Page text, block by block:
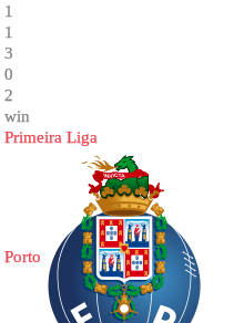
1
1
3
0
2
win
Primeira Liga
Porto